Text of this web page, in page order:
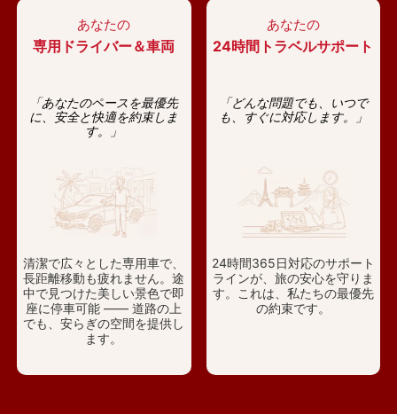
あなたの
専用ドライバー＆車両
「あなたのペースを最優先
に、安全と快適を約束しま
す。」
清潔で広々とした専用車で、
長距離移動も疲れません。途
中で見つけた美しい景色で即
座に停車可能 —— 道路の上
でも、安らぎの空間を提供し
ます。
あなたの
24時間トラベルサポート
「どんな問題でも、いつで
も、すぐに対応します。」
24時間365日対応のサポート
ラインが、旅の安心を守りま
す。これは、私たちの最優先
の約束です。